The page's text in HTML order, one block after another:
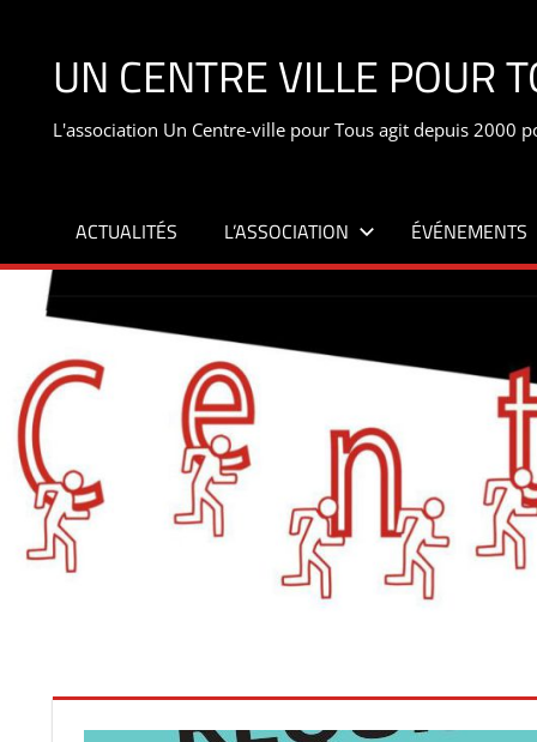
contenuUN CENTRE VILLE POUR
L'association Un Centre-ville pour Tous agit depuis 2000
ACTUALITÉS L’ASSOCIATION ÉVÉNEMENTS